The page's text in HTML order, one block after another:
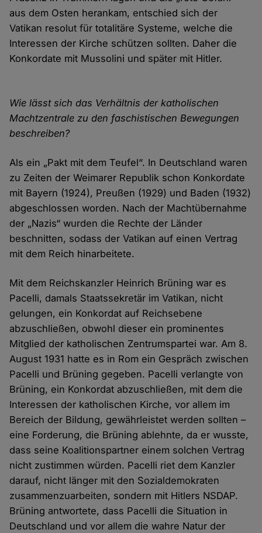
aus dem Osten herankam, entschied sich der
Vatikan resolut für totalitäre Systeme, welche die
Interessen der Kirche schützen sollten. Daher die
Konkordate mit Mussolini und später mit Hitler.
Wie lässt sich das Verhältnis der katholischen
Machtzentrale zu den faschistischen Bewegungen
beschreiben?
Als ein „Pakt mit dem Teufel“. In Deutschland waren
zu Zeiten der Weimarer Republik schon Konkordate
mit Bayern (1924), Preußen (1929) und Baden (1932)
abgeschlossen worden. Nach der Machtübernahme
der „Nazis“ wurden die Rechte der Länder
beschnitten, sodass der Vatikan auf einen Vertrag
mit dem Reich hinarbeitete.
Mit dem Reichskanzler Heinrich Brüning war es
Pacelli, damals Staatssekretär im Vatikan, nicht
gelungen, ein Konkordat auf Reichsebene
abzuschließen, obwohl dieser ein prominentes
Mitglied der katholischen Zentrumspartei war. Am 8.
August 1931 hatte es in Rom ein Gespräch zwischen
Pacelli und Brüning gegeben. Pacelli verlangte von
Brüning, ein Konkordat abzuschließen, mit dem die
Interessen der katholischen Kirche, vor allem im
Bereich der Bildung, gewährleistet werden sollten –
eine Forderung, die Brüning ablehnte, da er wusste,
dass seine Koalitionspartner einem solchen Vertrag
nicht zustimmen würden. Pacelli riet dem Kanzler
darauf, nicht länger mit den Sozialdemokraten
zusammenzuarbeiten, sondern mit Hitlers NSDAP.
Brüning antwortete, dass Pacelli die Situation in
Deutschland und vor allem die wahre Natur der